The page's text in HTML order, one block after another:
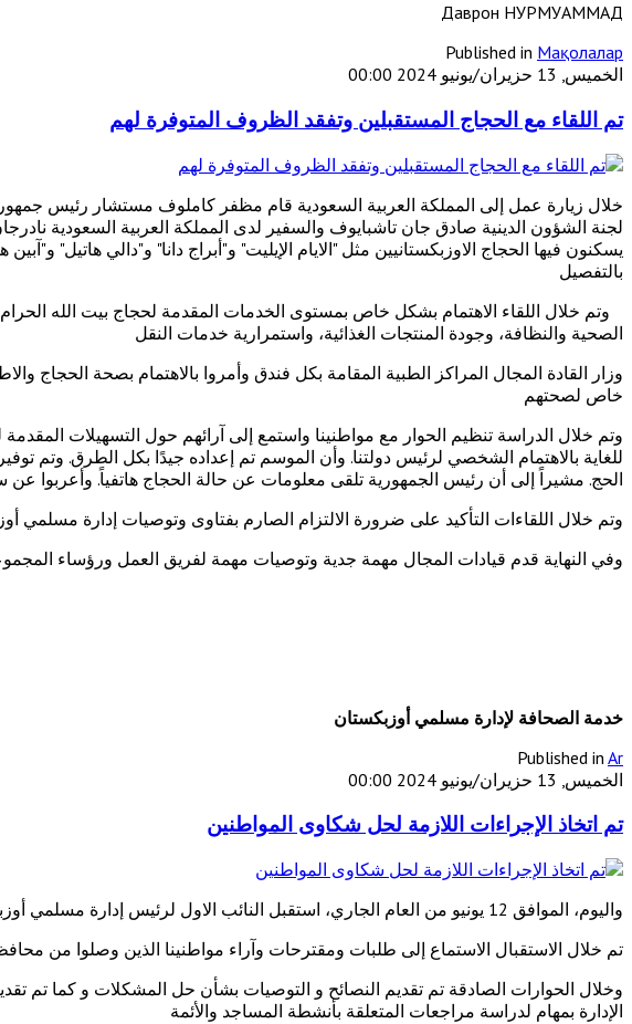
Даврон НУРМУҲАММАД
Published in Мақолалар
الخميس, 13 حزيران/يونيو 2024 00:00
تم اللقاء مع الحجاج المستقبلين وتفقد الظروف المتوفرة لهم
خلال زيارة عمل إلى المملكة العربية السعودية قام مظفر كاملوف مستشار رئيس
لجنة الشؤون الدينية صادق جان تاشبايوف والسفير لدى المملكة العربية السعودية
يسكنون فيها الحجاج الاوزبكستانيين مثل "الايام الإيليت" و"أبراج دانا" و"دالي هاتيل"
بالتفصيل
وتم خلال اللقاء الاهتمام بشكل خاص بمستوى الخدمات المقدمة لحجاج بيت الله
الصحية والنظافة، وجودة المنتجات الغذائية، واستمرارية خدمات النقل
وزار القادة المجال المراكز الطبية المقامة بكل فندق وأمروا بالاهتمام بصحة الحجاج
خاص لصحتهم
وتم خلال الدراسة تنظيم الحوار مع مواطنينا واستمع إلى آرائهم حول التسهيلات
للغاية بالاهتمام الشخصي لرئيس دولتنا. وأن الموسم تم إعداده جيدًا بكل الطرق.
الحج. مشيراً إلى أن رئيس الجمهورية تلقى معلومات عن حالة الحجاج هاتفياً. وأعربوا
وتم خلال اللقاءات التأكيد على ضرورة الالتزام الصارم بفتاوى وتوصيات إدارة مسلمي
وفي النهاية قدم قيادات المجال مهمة جدية وتوصيات مهمة لفريق العمل ورؤساء
خدمة الصحافة لإدارة مسلمي أوزبكستان
Published in Ar
الخميس, 13 حزيران/يونيو 2024 00:00
تم اتخاذ الإجراءات اللازمة لحل شكاوى المواطنين
واليوم، الموافق 12 يونيو من العام الجاري، استقبل النائب الاول لرئيس إدارة مسلمي أوزبكستان حامدجان داملا إيشمتبيكوف المواطنين واستمع إلى مناشدتهم
تم خلال الاستقبال الاستماع إلى طلبات ومقترحات وآراء مواطنينا الذين وصلوا من
وخلال الحوارات الصادقة تم تقديم النصائح و التوصيات بشأن حل المشكلات و كما تم
الإدارة بمهام لدراسة مراجعات المتعلقة بأنشطة المساجد والأئمة